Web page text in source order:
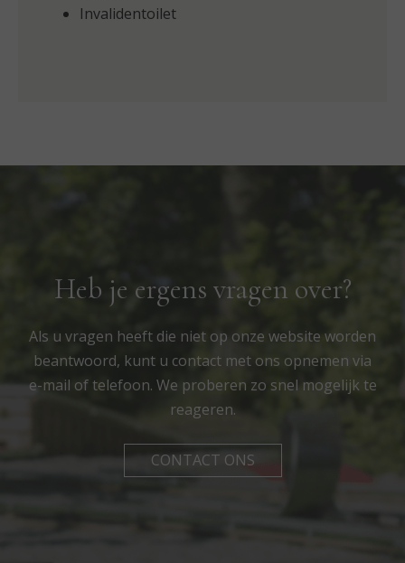
Invalidentoilet
Heb je ergens vragen over?
Als u vragen heeft die niet op onze website worden
beantwoord, kunt u contact met ons opnemen via
e-mail of telefoon. We proberen zo snel mogelijk te
reageren.
CONTACT ONS